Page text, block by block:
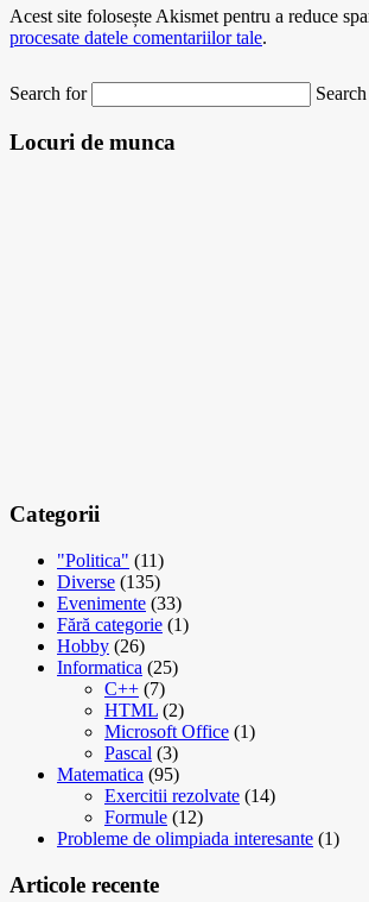
Acest site folosește Akismet pentru a reduce
procesate datele comentariilor tale.
Search for
Locuri de munca
Categorii
"Politica" (11)
Diverse (135)
Evenimente (33)
Fără categorie (1)
Hobby (26)
Informatica (25)
C++ (7)
HTML (2)
Microsoft Office (1)
Pascal (3)
Matematica (95)
Exercitii rezolvate (14)
Formule (12)
Probleme de olimpiada interesante (1)
Articole recente